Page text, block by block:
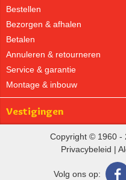
Bestellen
Bezorgen & afhalen
Betalen
Annuleren & retourneren
Service & garantie
Montage & inbouw
Vestigingen
Copyright © 1960 -
Privacybeleid |
Volg ons op: